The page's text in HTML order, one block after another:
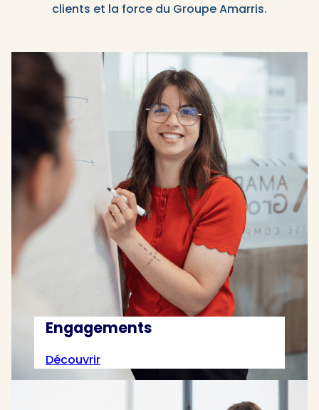
clients et la force du Groupe Amarris.
Engagements
Découvrir